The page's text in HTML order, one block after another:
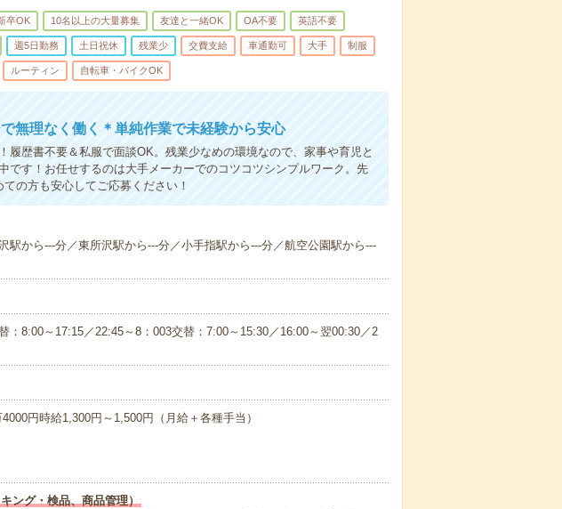
卒OK 10名以上の大量募集 友達と一緒OK OA不要 英語不要
週5日勤務 土日祝休 残業少 交費支給 車通勤可 大手 制服
ルーティン 自転車・バイクOK
無理なく働く＊単純作業で未経験から安心
履歴書不要＆私服で面談OK。残業少なめの環境なので、家事や育児と
です！お任せするのは大手メーカーでのコツコツシンプルワーク。先
の方も安心してご応募ください！
駅から---分／東所沢駅から---分／小手指駅から---分／航空公園駅から---
：8:00～17:15／22:45～8：003交替：7:00～15:30／16:00～翌00:30／2
円時給1,300円～1,500円（月給＋各種手当）
ング・検品、商品管理）